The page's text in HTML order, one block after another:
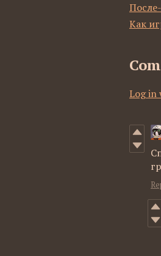
Как
Log in